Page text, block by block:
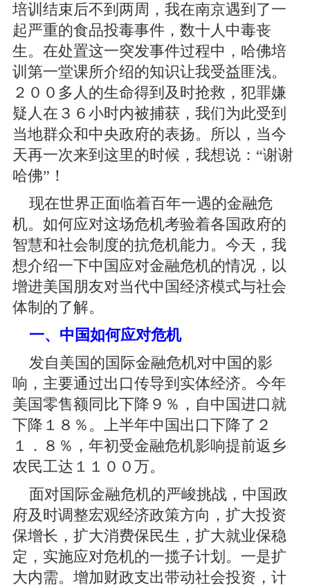
培训结束后不到两周，我在南京遇到了一
起严重的食品投毒事件，数十人中毒丧
生。在处置这一突发事件过程中，哈佛培
训第一堂课所介绍的知识让我受益匪浅。
２００多人的生命得到及时抢救，犯罪嫌
疑人在３６小时内被捕获，我们为此受到
当地群众和中央政府的表扬。所以，当今
天再一次来到这里的时候，我想说：“谢谢
哈佛”！
现在世界正面临着百年一遇的金融危
机。如何应对这场危机考验着各国政府的
智慧和社会制度的抗危机能力。今天，我
想介绍一下中国应对金融危机的情况，以
增进美国朋友对当代中国经济模式与社会
体制的了解。
一、中国如何应对危机
发自美国的国际金融危机对中国的影
响，主要通过出口传导到实体经济。今年
美国零售额同比下降９％，自中国进口就
下降１８％。上半年中国出口下降了２
１．８％，年初受金融危机影响提前返乡
农民工达１１００万。
面对国际金融危机的严峻挑战，中国政
府及时调整宏观经济政策方向，扩大投资
保增长，扩大消费保民生，扩大就业保稳
定，实施应对危机的一揽子计划。一是扩
大内需。增加财政支出带动社会投资，计